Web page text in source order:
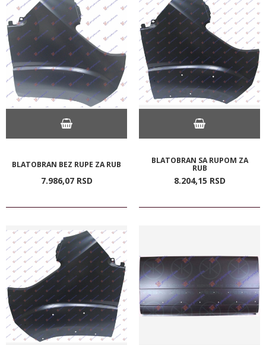
BLATOBRAN BEZ RUPE ZA RUB
7.986,07 RSD
BLATOBRAN SA RUPOM ZA
RUB
8.204,15 RSD